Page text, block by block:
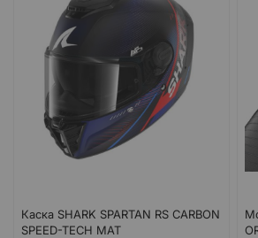
Каска SHARK SPARTAN RS CARBON
SPEED-TECH МАТ